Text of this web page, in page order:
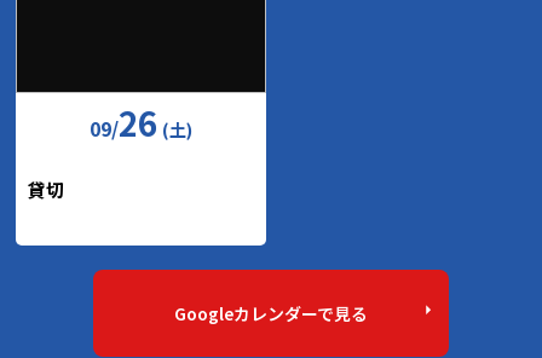
09/26 (土)
貸切
Googleカレンダーで見る